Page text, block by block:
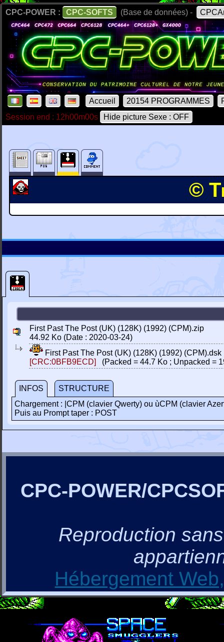
CPC-POWER : CPC-SOFTS (Base de données) -
Accueil 20154 PROGRAMMES
Session end : 12h00m00s
Hide picture Sexe : OFF
©
First Past The Post (UK) (128K) (1992) (CPM).zip
44.92 Ko (Date : 2020-03-24)
First Past The Post (UK) (128K) (1992) (CPM).dsk
[CRC:0BFB9ECD]
(Packed = 44.7 Ko ; Unpacked =
INFOS
STRUCTURE
Chargement : |CPM (clavier Qwerty) ou ùCPM (clavier
Puis au Prompt taper : POST
CPC-POWER/
Reproduction
Hébergement